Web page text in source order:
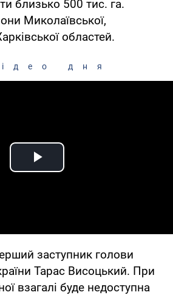
близько 500 тис. га.
Миколаївської,
областей.
дня
Play Video
заступник голови
Тарас Висоцький. При
взагалі буде недоступна